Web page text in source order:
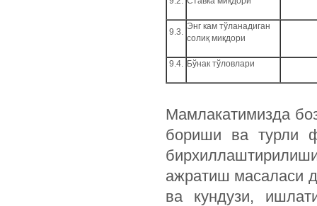
9.3.
Энг кам тўланадиган
солиқ миқдори
9.4. Бўнак тўловлари
Мамлакатимизда
бориши ва турли
ажратиш масаласи
ва кундузи,